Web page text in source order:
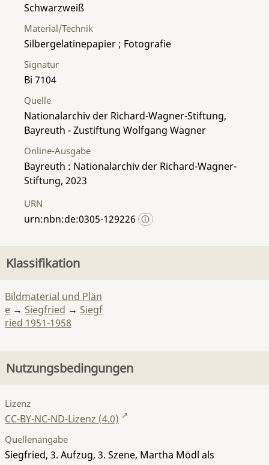
Material/Technik
Silbergelatinepapier ; Fotografie
Schwarzweiß
Signatur
Bi 7104
Quelle
Nationalarchiv der Richard-Wagner-Stiftung,
Bayreuth - Zustiftung Wolfgang Wagner
Online-Ausgabe
Bayreuth : Nationalarchiv der Richard-Wagner-
Stiftung, 2023
URN
urn:nbn:de:0305-129226
Klassifikation
Bildmaterial und Plän
e → Siegfried → Siegf
ried 1951-1958
Nutzungsbedingungen
Lizenz
CC-BY-NC-ND-Lizenz (4.0)
Quellenangabe
Siegfried, 3. Aufzug, 3. Szene, Martha Mödl als